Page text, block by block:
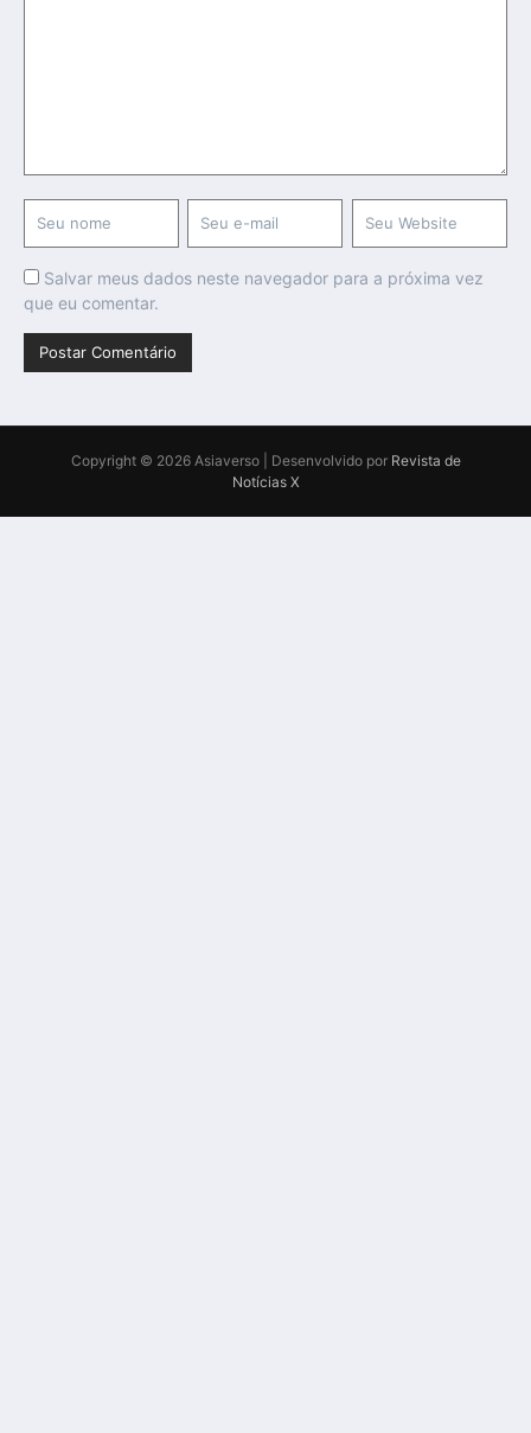
Salvar meus dados neste navegador para a próxima vez
que eu comentar.
Copyright © 2026 Asiaverso | Desenvolvido por Revista de
Notícias X